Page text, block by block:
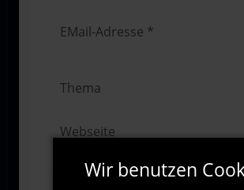
Wir benutzen